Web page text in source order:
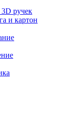
ручек
и картон